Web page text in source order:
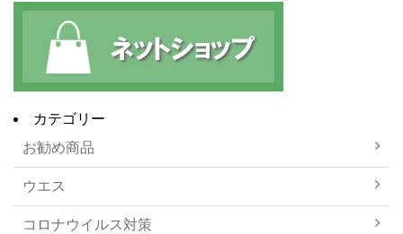
カテゴリー
お勧め商品
ウエス
コロナウイルス対策